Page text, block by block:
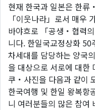
현재 한국과 일본은 한류
「이웃나라」로서 매우
바야흐로 「공생・협력
니다. 한일국교정상화
차세대를 담당하는 양국
을 대상으로 서로에 대한
쿠・사진을 다음과 같이
한국여행 및 한일 왕복항
니 여러분들의 많은 참여